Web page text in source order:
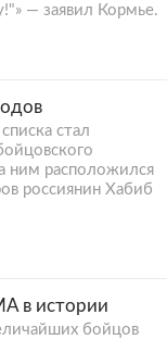
— заявил Кормье.
стал
ним расположился
россиянин Хабиб
в истории
бойцов